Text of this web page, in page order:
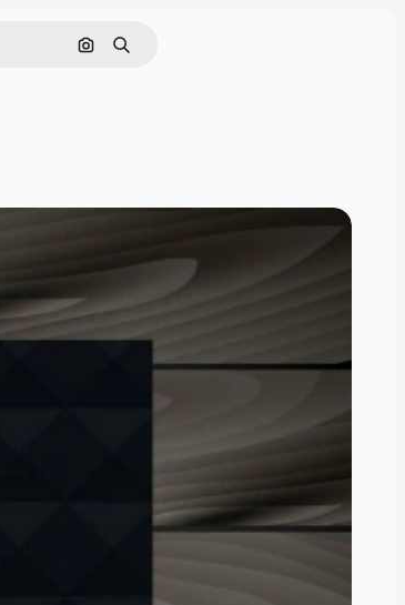
Поиск по изображению
Поиск